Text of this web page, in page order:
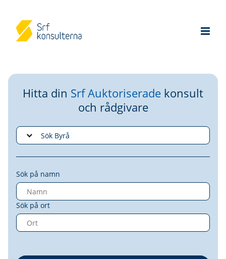
Hitta din Srf Auktoriserade konsult
och rådgivare
Sök på namn
Sök på ort